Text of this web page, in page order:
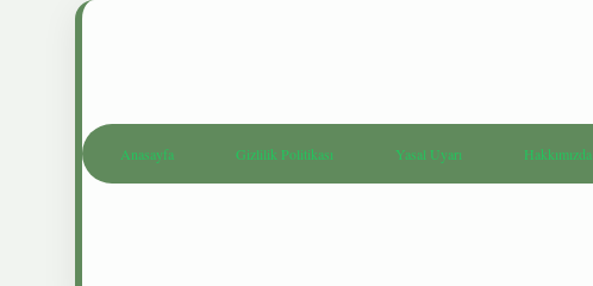
Anasayfa Gizlilik Politikası Yasal Uyarı Hakkımızda